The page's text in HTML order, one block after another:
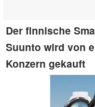
Der finnische
Suunto wird von
Konzern gekauft